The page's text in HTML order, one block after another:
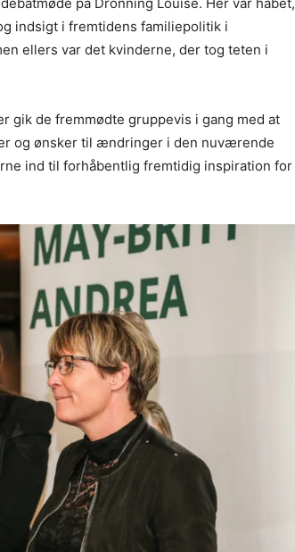
på Dronning Louise. Her var håbet,
indsigt i fremtidens familiepolitik i
ellers var det kvinderne, der tog teten i
gik de fremmødte gruppevis i gang med at
og ønsker til ændringer i den nuværende
ind til forhåbentlig fremtidig inspiration for